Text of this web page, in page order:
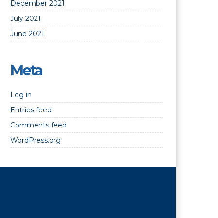
December 2021
July 2021
June 2021
Meta
Log in
Entries feed
Comments feed
WordPress.org